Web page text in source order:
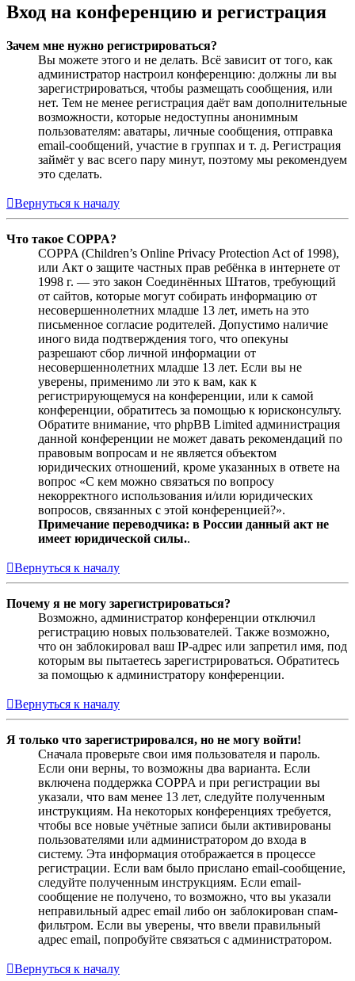
Вход на конференцию и регистрация
Зачем мне нужно регистрироваться?
Вы можете этого и не делать. Всё зависит от того, как
администратор настроил конференцию: должны ли вы
зарегистрироваться, чтобы размещать сообщения, или
нет. Тем не менее регистрация даёт вам дополнительные
возможности, которые недоступны анонимным
пользователям: аватары, личные сообщения, отправка
email-сообщений, участие в группах и т. д. Регистрация
займёт у вас всего пару минут, поэтому мы рекомендуем
это сделать.
Вернуться к началу
Что такое COPPA?
COPPA (Children’s Online Privacy Protection Act of 1998),
или Акт о защите частных прав ребёнка в интернете от
1998 г. — это закон Соединённых Штатов, требующий
от сайтов, которые могут собирать информацию от
несовершеннолетних младше 13 лет, иметь на это
письменное согласие родителей. Допустимо наличие
иного вида подтверждения того, что опекуны
разрешают сбор личной информации от
несовершеннолетних младше 13 лет. Если вы не
уверены, применимо ли это к вам, как к
регистрирующемуся на конференции, или к самой
конференции, обратитесь за помощью к юрисконсульту.
Обратите внимание, что phpBB Limited администрация
данной конференции не может давать рекомендаций по
правовым вопросам и не является объектом
юридических отношений, кроме указанных в ответе на
вопрос «С кем можно связаться по вопросу
некорректного использования и/или юридических
вопросов, связанных с этой конференцией?».
Примечание переводчика: в России данный акт не
имеет юридической силы..
Вернуться к началу
Почему я не могу зарегистрироваться?
Возможно, администратор конференции отключил
регистрацию новых пользователей. Также возможно,
что он заблокировал ваш IP-адрес или запретил имя, под
которым вы пытаетесь зарегистрироваться. Обратитесь
за помощью к администратору конференции.
Вернуться к началу
Я только что зарегистрировался, но не могу войти!
Сначала проверьте свои имя пользователя и пароль.
Если они верны, то возможны два варианта. Если
включена поддержка COPPA и при регистрации вы
указали, что вам менее 13 лет, следуйте полученным
инструкциям. На некоторых конференциях требуется,
чтобы все новые учётные записи были активированы
пользователями или администратором до входа в
систему. Эта информация отображается в процессе
регистрации. Если вам было прислано email-сообщение,
следуйте полученным инструкциям. Если email-
сообщение не получено, то возможно, что вы указали
неправильный адрес email либо он заблокирован спам-
фильтром. Если вы уверены, что ввели правильный
адрес email, попробуйте связаться с администратором.
Вернуться к началу